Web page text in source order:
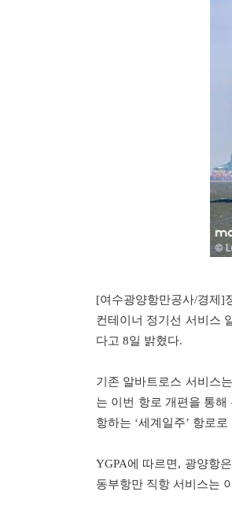
[여수광양항만공사/경제]
컨테이너 정기선 서비스
다고 8일 밝혔다.
기존 알바트로스 서비스
는 이번 항로 개편을 통해
항하는 ‘세계일주’ 항로
YGPA에 따르면, 광양항
동부항만 직항 서비스는